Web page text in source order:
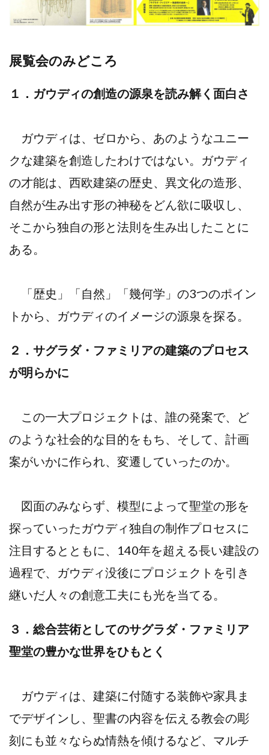
展覧会のみどころ
１．ガウディの創造の源泉を読み解く面白さ
ガウディは、ゼロから、あのようなユニー
クな建築を創造したわけではない。ガウディ
の才能は、西欧建築の歴史、異文化の造形、
自然が生み出す形の神秘をどん欲に吸収し、
そこから独自の形と法則を生み出したことに
ある。
「歴史」「自然」「幾何学」の3つのポイン
トから、ガウディのイメージの源泉を探る。
２．サグラダ・ファミリアの建築のプロセス
が明らかに
この一大プロジェクトは、誰の発案で、ど
のような社会的な目的をもち、そして、計画
案がいかに作られ、変遷していったのか。
図面のみならず、模型によって聖堂の形を
探っていったガウディ独自の制作プロセスに
注目するとともに、140年を超える長い建設の
過程で、ガウディ没後にプロジェクトを引き
継いだ人々の創意工夫にも光を当てる。
３．総合芸術としてのサグラダ・ファミリア
聖堂の豊かな世界をひもとく
ガウディは、建築に付随する装飾や家具ま
でデザインし、聖書の内容を伝える教会の彫
刻にも並々ならぬ情熱を傾けるなど、マルチ